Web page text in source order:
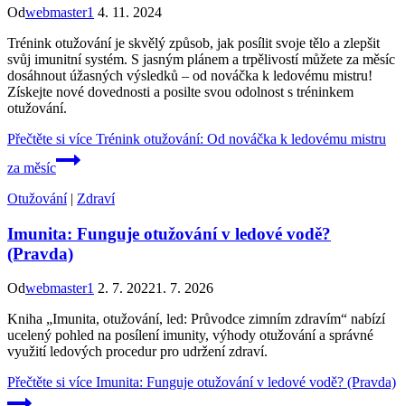
Odwebmaster1 4. 11. 2024
Trénink otužování je skvělý způsob, jak posílit svoje tělo a zlepšit
svůj imunitní systém. S jasným plánem a trpělivostí můžete za měsíc
dosáhnout úžasných výsledků – od nováčka k ledovému mistru!
Získejte nové dovednosti a posilte svou odolnost s tréninkem
otužování.
Přečtěte si více Trénink otužování: Od nováčka k ledovému mistru
za měsíc
Otužování| Zdraví
Imunita: Funguje otužování v ledové vodě?
(Pravda)
Odwebmaster1 2. 7. 20221. 7. 2026
Kniha „Imunita, otužování, led: Průvodce zimním zdravím“ nabízí
ucelený pohled na posílení imunity, výhody otužování a správné
využití ledových procedur pro udržení zdraví.
Přečtěte si více Imunita: Funguje otužování v ledové vodě? (Pravda)